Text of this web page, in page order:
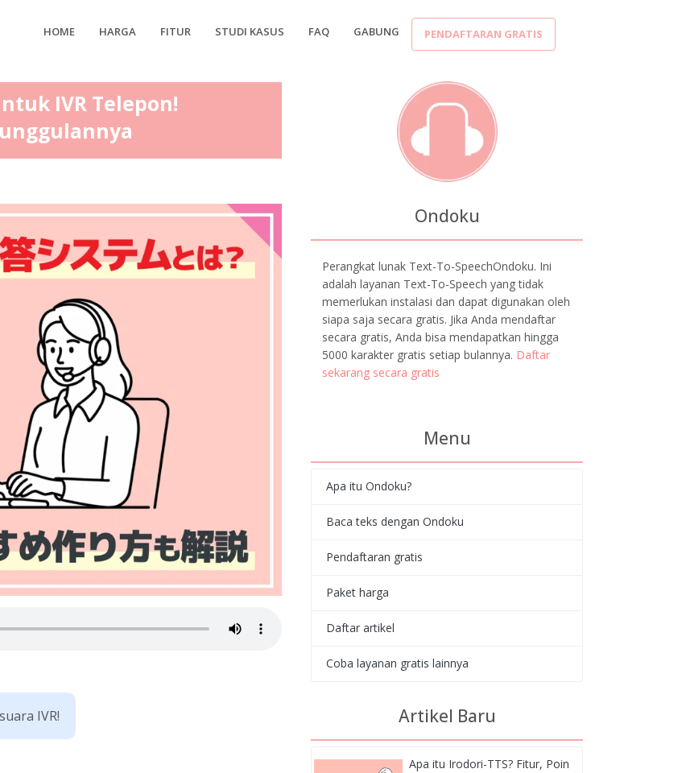
HOME HARGA FITUR STUDI KASUS FAQ GABUNG PENDAFTARAN GRATIS
IVR Telepon!
IVR!
Ondoku
Perangkat lunak Text-To-SpeechOndoku. Ini
adalah layanan Text-To-Speech yang tidak
memerlukan instalasi dan dapat digunakan oleh
siapa saja secara gratis. Jika Anda mendaftar
secara gratis, Anda bisa mendapatkan hingga
5000 karakter gratis setiap bulannya. Daftar
sekarang secara gratis
Menu
Apa itu Ondoku?
Baca teks dengan Ondoku
Pendaftaran gratis
Paket harga
Daftar artikel
Coba layanan gratis lainnya
Artikel Baru
Apa itu Irodori-TTS? Fitur, Poin